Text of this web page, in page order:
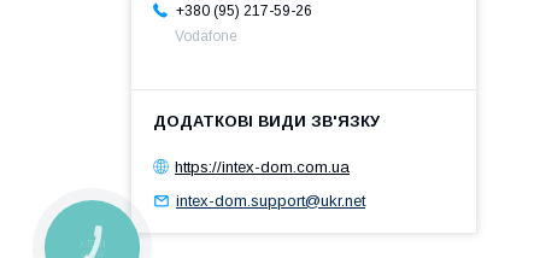
+380 (95) 217-59-26
Vodafone
https://intex-dom.com.ua
intex-dom.support@ukr.net
КНОПКА
ЗВ'ЯЗКУ